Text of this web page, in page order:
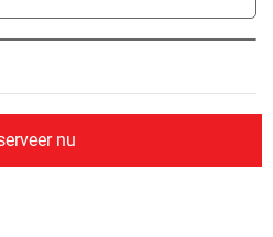
nu
Algemene voorwaarden